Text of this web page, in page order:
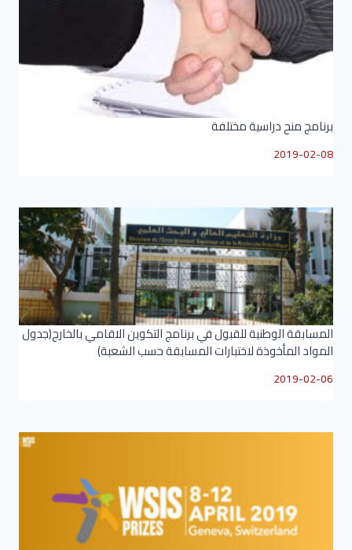
برنامج منح دراسية مختلفة
2019-02-08
المسابقة الوطنية للقبول في برنامج التكوين الاقامي بالخارج(جدول
المواد المأخوذة لاختبارات المسابقة حسب الشعبة)
2019-02-06